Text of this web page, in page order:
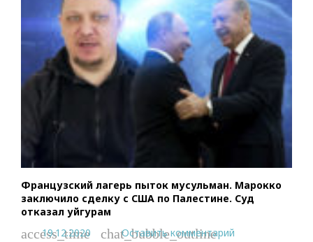
Французский лагерь пыток мусульман. Марокко
заключило сделку с США по Палестине. Суд
отказал уйгурам
access_time
19.12.2020 chat_bubble_outline
Оставить комментарий